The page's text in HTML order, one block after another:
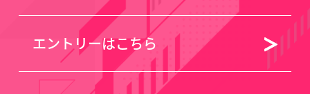
エントリーはこちら